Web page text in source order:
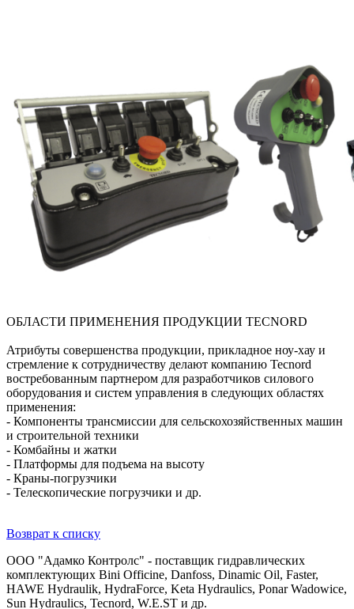
ОБЛАСТИ ПРИМЕНЕНИЯ ПРОДУКЦИИ TECNORD
Атрибуты совершенства продукции, прикладное ноу-хау и
стремление к сотрудничеству делают компанию Tecnord
востребованным партнером для разработчиков силового
оборудования и систем управления в следующих областях
применения:
- Компоненты трансмиссии для сельскохозяйственных машин
и строительной техники
- Комбайны и жатки
- Платформы для подъема на высоту
- Краны-погрузчики
- Телескопические погрузчики и др.
Возврат к списку
ООО "Адамко Контролс" - поставщик гидравлических
комплектующих Bini Officine, Danfoss, Dinamic Oil, Faster,
HAWE Hydraulik, HydraForce, Keta Hydraulics, Ponar Wadowice,
Sun Hydraulics, Tecnord, W.E.ST и др.